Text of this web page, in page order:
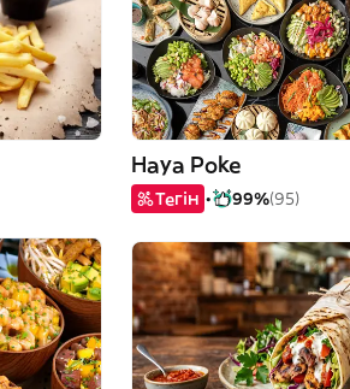
Haya Poke
Тегін 99%(95)